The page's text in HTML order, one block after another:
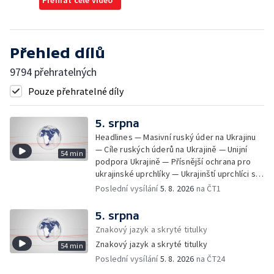
Přehled dílů
9794 přehratelných
Pouze přehratelné díly
54 min
5. srpna
Headlines — Masivní ruský úder na Ukrajinu
— Cíle ruských úderů na Ukrajině — Unijní
podpora Ukrajině — Přísnější ochrana pro
ukrajinské uprchlíky — Ukrajinští uprchlíci s
dočasnou ochranou v Česku — Uprchlíci s
Most — Hašení skládky — Srážka nákladního
letadla s dronem v Německu — Vyšetřování
nehody Filipa Turka — Tržby v maloobchodu
— Ústavní soud vyhověl matce ve sporu o
děti — Kniha Válka ševců — Izrael
Poslední vysílání5. 8. 2026 na ČT1
54 min
5. srpna
Znakový jazyk a skryté titulky
Znakový jazyk a skryté titulky
Poslední vysílání5. 8. 2026 na ČT24